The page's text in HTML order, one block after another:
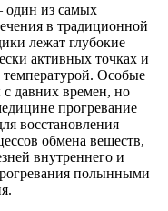
один из самых
в традиционной
лежат глубокие
активных точках и
температурой. Особые
давних времен, но
прогревание
восстановления
обмена веществ,
внутреннего и
полынными